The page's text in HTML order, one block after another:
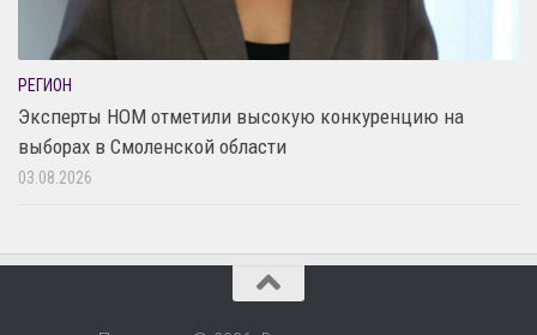
РЕГИОН
Эксперты НОМ отметили высокую конкуренцию на
выборах в Смоленской области
03.08.2026